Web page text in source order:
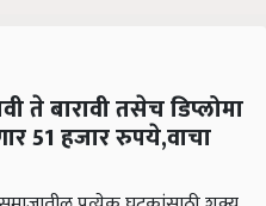
ते बारावी तसेच डिप्लोमा
51 हजार रुपये,वाचा